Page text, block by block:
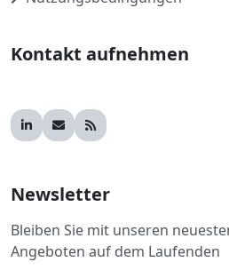
Kontakt aufnehmen
Newsletter
Bleiben Sie mit unseren
Angeboten auf dem Laufenden